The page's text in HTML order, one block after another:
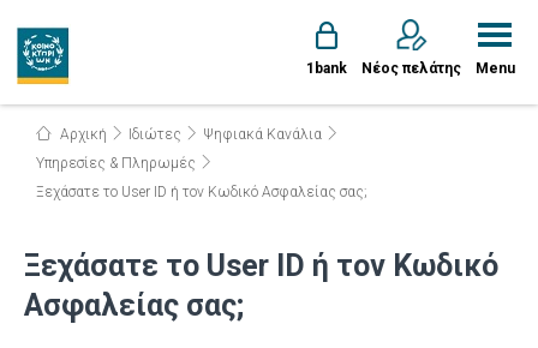
1bank Νέος πελάτης Menu
Αρχική Ιδιώτες
Ψηφιακά Κανάλια
Υπηρεσίες & Πληρωμές
Ξεχάσατε το User ID ή τον Κωδικό Ασφαλείας σας;
Ξεχάσατε το User ID ή τον Κωδικό
Ασφαλείας σας;